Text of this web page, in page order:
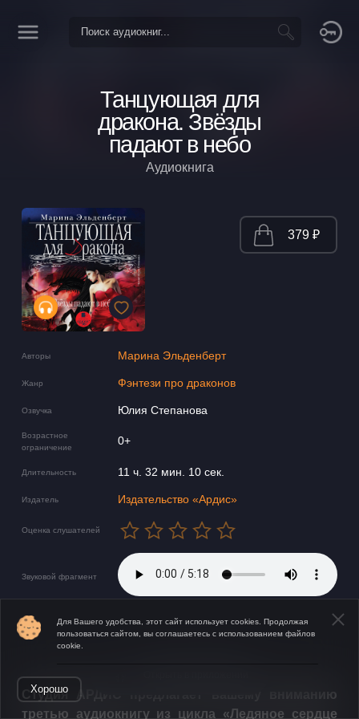
Танцующая для
дракона. Звёзды
падают в небо
Аудиокнига
Авторы Марина Эльденберт
Жанр Фэнтези про драконов
Озвучка Юлия Степанова
Возрастное
ограничение
0+
Длительность 11 ч. 32 мин. 10 сек.
Издатель Издательство «Ардис»
Оценка слушателей
Звуковой фрагмент
379 ₽
​​Студия АРДИС предлагает вашему вниманию
третью аудиокнигу из цикла «Ледяное сердце
Для Вашего удобства, этот сайт использует cookies. Продолжая
пользоваться сайтом, вы соглашаетесь с использованием файлов
cookie.
Хорошо